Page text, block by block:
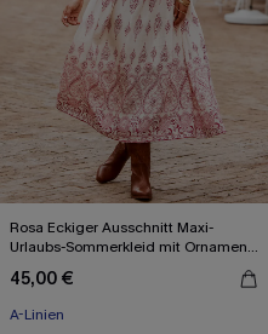
Rosa Eckiger Ausschnitt Maxi-
Urlaubs-Sommerkleid mit Ornament-
45,00 €
A-Linien